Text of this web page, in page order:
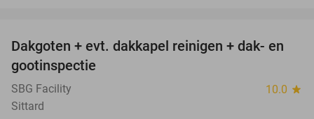
41%
Dakgoten + evt. dakkapel reinigen + dak- en
gootinspectie
SBG Facility 10.0 star
Sittard